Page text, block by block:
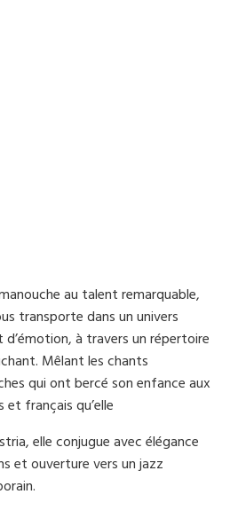
au talent remarquable,
transporte dans un univers
à travers un répertoire
Mêlant les chants
qui ont bercé son enfance aux
français qu’elle
elle conjugue avec élégance
et ouverture vers un jazz